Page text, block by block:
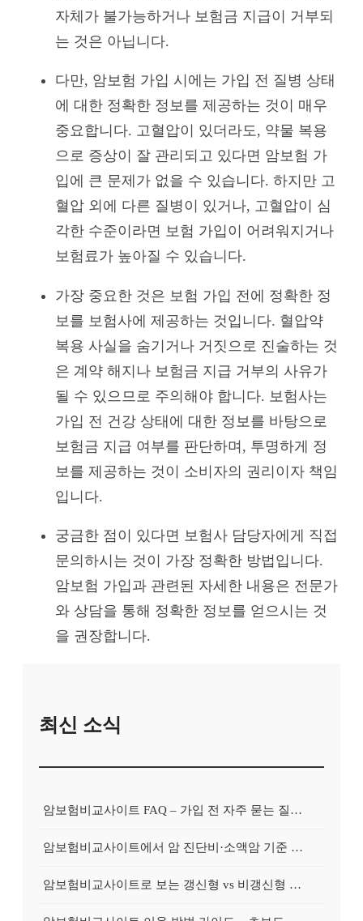
자체가 불가능하거나 보험금 지급이 거부되
는 것은 아닙니다.
다만, 암보험 가입 시에는 가입 전 질병 상태
에 대한 정확한 정보를 제공하는 것이 매우
중요합니다. 고혈압이 있더라도, 약물 복용
으로 증상이 잘 관리되고 있다면 암보험 가
입에 큰 문제가 없을 수 있습니다. 하지만 고
혈압 외에 다른 질병이 있거나, 고혈압이 심
각한 수준이라면 보험 가입이 어려워지거나
보험료가 높아질 수 있습니다.
가장 중요한 것은 보험 가입 전에 정확한 정
보를 보험사에 제공하는 것입니다. 혈압약
복용 사실을 숨기거나 거짓으로 진술하는 것
은 계약 해지나 보험금 지급 거부의 사유가
될 수 있으므로 주의해야 합니다. 보험사는
가입 전 건강 상태에 대한 정보를 바탕으로
보험금 지급 여부를 판단하며, 투명하게 정
보를 제공하는 것이 소비자의 권리이자 책임
입니다.
궁금한 점이 있다면 보험사 담당자에게 직접
문의하시는 것이 가장 정확한 방법입니다.
암보험 가입과 관련된 자세한 내용은 전문가
와 상담을 통해 정확한 정보를 얻으시는 것
을 권장합니다.
최신 소식
암보험비교사이트 FAQ – 가입 전 자주 묻는 질문 정리
암보험비교사이트에서 암 진단비·소액암 기준 제대로 비교하기
암보험비교사이트로 보는 갱신형 vs 비갱신형 암보험 차이